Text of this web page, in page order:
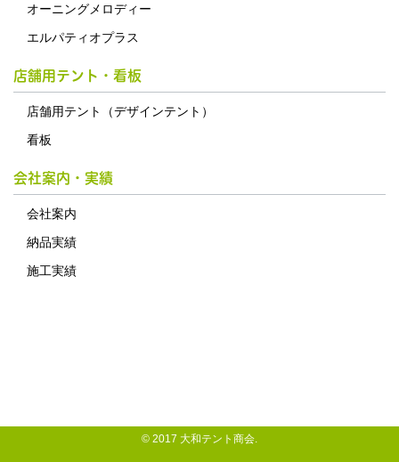
オーニングメロディー
エルパティオプラス
店舗用テント・看板
店舗用テント（デザインテント）
看板
会社案内・実績
会社案内
納品実績
施工実績
© 2017 大和テント商会.